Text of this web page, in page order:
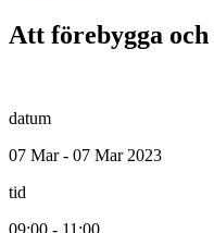
Att förebygga
datum
07 Mar - 07 Mar 2023
tid